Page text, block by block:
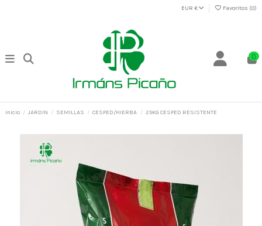
EUR € Favoritos (0)
0
Inicio JARDIN SEMILLAS CESPED/HIERBA 25KG CESPED RESISTENTE